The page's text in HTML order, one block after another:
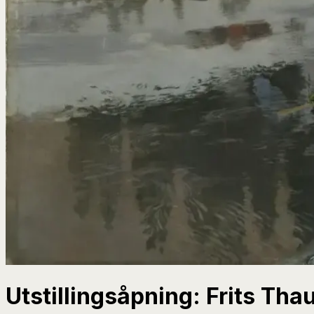
Utstillingsåpning: Frits